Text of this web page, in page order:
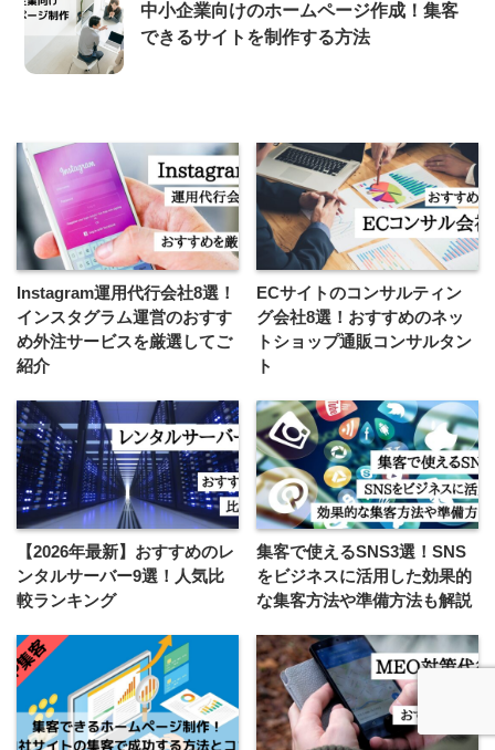
中小企業向けのホームページ作成！集客
できるサイトを制作する方法
Instagram運用代行会社8選！
インスタグラム運営のおすす
め外注サービスを厳選してご
紹介
ECサイトのコンサルティン
グ会社8選！おすすめのネッ
トショップ通販コンサルタン
ト
【2026年最新】おすすめのレ
ンタルサーバー9選！人気比
較ランキング
集客で使えるSNS3選！SNS
をビジネスに活用した効果的
な集客方法や準備方法も解説